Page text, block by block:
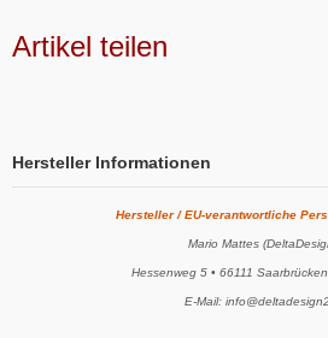
Artikel teilen
Hersteller Informationen
Hersteller / EU-verantwortliche
Mario Mattes
Hessenweg 5 • 66111
E-Mail: